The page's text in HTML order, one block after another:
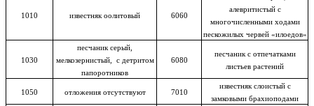
1010 известняк оолитовый 6060
алевритистый с
многочисленными ходами
пескожилых червей «илоедов»
1030
песчаник серый,
мелкозернистый, с детритом
папоротников
6080
песчаник с отпечатками
листьев растений
1050 отложения отсутствуют 7010
известняк слоистый с
замковыми брахиоподами